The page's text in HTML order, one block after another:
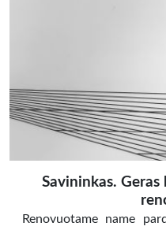
Savininkas.
Renovuotame name